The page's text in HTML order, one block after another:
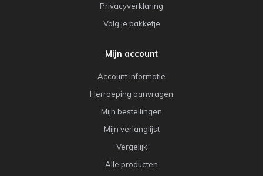
Privacyverklaring
Volg je pakketje
Mijn account
Account informatie
Herroeping aanvragen
Mijn bestellingen
Mijn verlanglijst
Vergelijk
Alle producten